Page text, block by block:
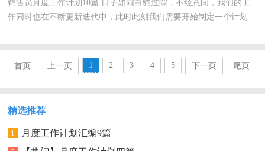
销售员月度工作计划10篇 日子如同白驹过隙，不经意间，我们的工
作同时也在不断更新迭代中，此时此刻我们需要开始制定一个计划。
可是到底什么样的计划才是适合自己的呢？下面是小编...
首页 上一页 1 2 3 4 5 下一页 尾页
精选推荐
1 月度工作计划汇编9篇